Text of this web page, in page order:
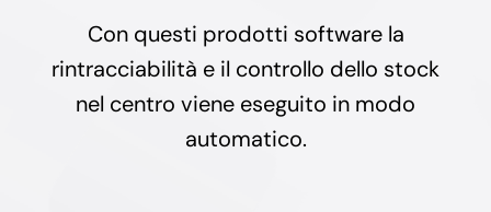
Con questi prodotti software la
rintracciabilità e il controllo dello stock
nel centro viene eseguito in modo
automatico.